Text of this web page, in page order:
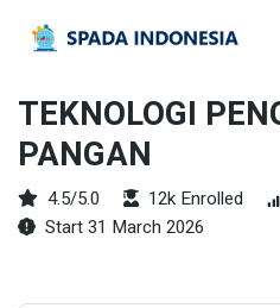
TEKNOLOGI
PANGAN
4.5/5.0 12k Enrolled
Start 31 March 2026